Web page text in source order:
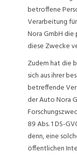
betroffene
Verarbeitung
Nora GmbH
diese Zwecke
Zudem hat die
sich aus ihrer
betreffende
der Auto Nora
89 Abs. 1 DS-
denn, eine
öffentlichen